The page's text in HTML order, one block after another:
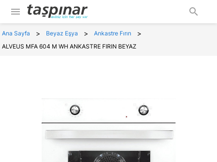
menu search
Ana Sayfa > Beyaz Eşya > Ankastre Fırın >
ALVEUS MFA 604 M WH ANKASTRE FIRIN BEYAZ